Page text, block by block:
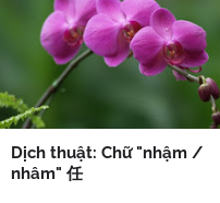
Dịch thuật: Chữ "nhậm /
nhâm" 任